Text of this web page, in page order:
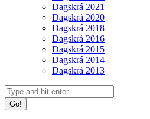
Dagskrá 2021
Dagskrá 2020
Dagskrá 2018
Dagskrá 2016
Dagskrá 2015
Dagskrá 2014
Dagskrá 2013
Search: